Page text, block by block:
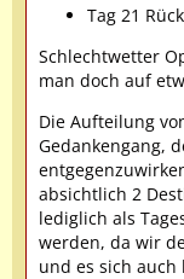
Tag 21
Schlechtwetter
man doch auf
Die Aufteilung
Gedankengang,
absichtlich 2
lediglich als
werden, da wir
und es sich